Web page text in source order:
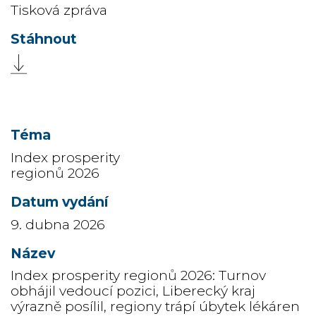
Tisková zpráva
Index prosperity
regionů 2026
9. dubna 2026
Index prosperity regionů 2026: Turnov
obhájil vedoucí pozici, Liberecký kraj
výrazně posílil, regiony trápí úbytek lékáren